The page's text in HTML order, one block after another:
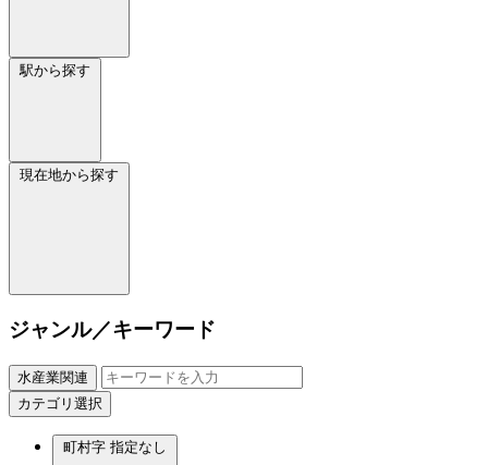
駅から探す
現在地から探す
ジャンル／キーワード
水産業関連
カテゴリ選択
町村字 指定なし